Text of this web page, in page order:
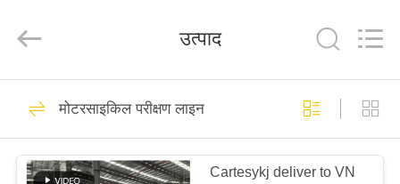
उत्पाद
Technology
CO.,Ltd.
Reserved.
वाहन परीक्षण लाइन कॉम्बो
उत्पाद
मोटरसाइकिल परीक्षण लाइन
Cartesykj deliver to VN